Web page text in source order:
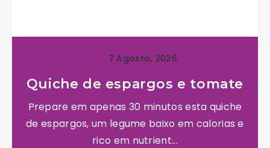
7 Agosto, 2026
Quiche de espargos e tomate
Prepare em apenas 30 minutos esta quiche
de espargos, um legume baixo em calorias e
rico em nutrient...